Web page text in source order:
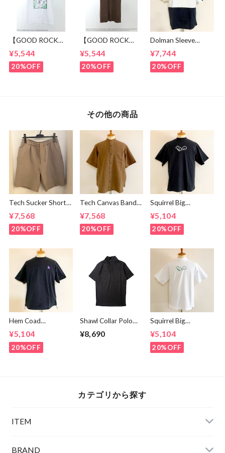
【GOOD ROCK
DAY “Kerplunk!”
Front & Back
Graphic T-Shirt
¥5,544
20%OFF
【GOOD ROCK
Classic Logo Graphic
Ringer T-Shirt
Brown
¥5,544
20%OFF
Dolman Sleeve
Sewn Black /
White
¥7,744
20%OFF
その他の商品
Tech Sucker Short
¥7,568
20%OFF
Tech Canvas Band
Brown
¥7,568
20%OFF
Squirrel Big
shirts Black /
White
¥5,104
20%OFF
Hem Coad
shirts Black /
Puple
¥5,104
20%OFF
Shawl Collar Polo
¥8,690
Squirrel Big
shirts White /
Green
¥5,104
20%OFF
カテゴリから探す
ITEM
BRAND